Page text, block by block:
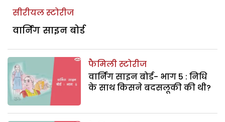
सीरीयल स्टोरीज
वार्निंग साइन बोर्ड
फैमिली स्टोरीज
वार्निंग साइन बोर्ड- भाग 5 : निधि
के साथ किसने बदसलूकी की थी?